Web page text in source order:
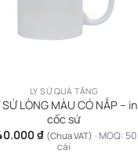
LY SỨ QUÀ TẶNG
SỨ LÒNG MÀU CÓ NẮP – in
cốc sứ
₫ (Chưa VAT) · MOQ: 50
cái